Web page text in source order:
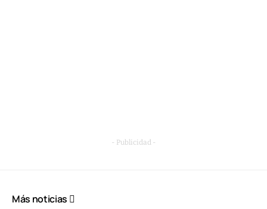
- Publicidad -
Más noticias